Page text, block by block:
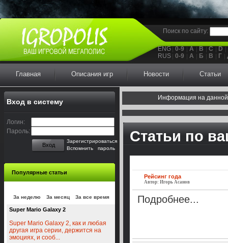
Поиск по сайту:
ENG 0-9 A B C
D
RUS 0-9 А Б В Г
Главная Описания игр Новости Статьи
Вход в систему
Логин:
Пароль:
Вход
Зарегистрироваться
Вспомнить пароль
Популярные статьи
За неделю За месяц За все время
Super Mario Galaxy 2
Super Mario Galaxy 2, как и любая
другая игра серии, держится на
эмоциях, и сооб...
Информация на
Статьи по
Рейсинг года
Автор: Игорь Асанов
Подробнее...